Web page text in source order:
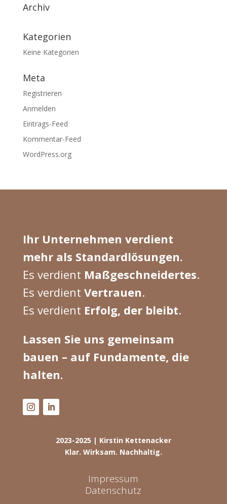
Archiv
Kategorien
Keine Kategorien
Meta
Registrieren
Anmelden
Eintrags-Feed
Kommentar-Feed
WordPress.org
Ihr Unternehmen verdient
mehr als Standardlösungen.
Es verdient Maßgeschneidertes.
Es verdient Vertrauen.
Es verdient Erfolg, der bleibt.
Lassen Sie uns gemeinsam
bauen – auf Fundamente, die
halten.
2023-2025 | Kirstin Kettenacker
Klar. Wirksam. Nachhaltig.
Impressum
Datenschutz